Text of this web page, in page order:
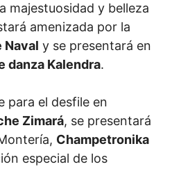
majestuosidad y belleza
amenizada por la
Naval y se presentará en
danza Kalendra.
para el desfile en
Zimará, se presentará
Champetronika
especial de los